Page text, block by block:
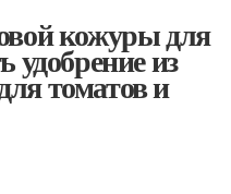
кожуры для
удобрение из
томатов и